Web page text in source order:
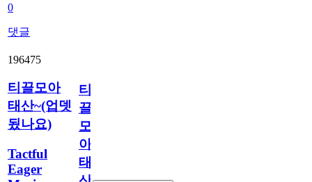
0
댓글
196475
티끌모아
태산~(업뎃
됬나요)
Tactful
Eager
티
끌
모
아
태